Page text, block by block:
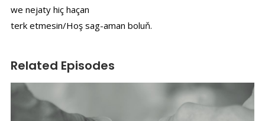
we nejaty hiç haçan
terk etmesin/Hoş sag-aman boluň.
Related Episodes